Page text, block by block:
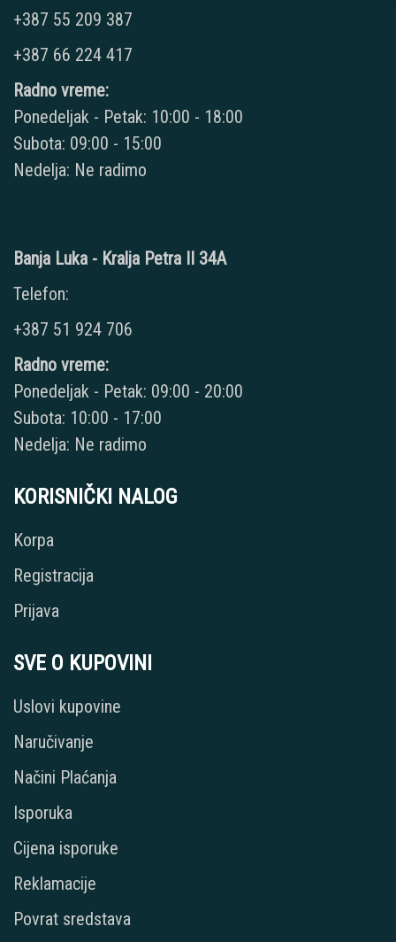
+387 55 209 387
+387 66 224 417
Radno vreme:
Ponedeljak - Petak: 10:00 - 18:00
Subota: 09:00 - 15:00
Nedelja: Ne radimo
Banja Luka - Kralja Petra II 34A
Telefon:
+387 51 924 706
Radno vreme:
Ponedeljak - Petak: 09:00 - 20:00
Subota: 10:00 - 17:00
Nedelja: Ne radimo
KORISNIČKI NALOG
Korpa
Registracija
Prijava
SVE O KUPOVINI
Uslovi kupovine
Naručivanje
Načini Plaćanja
Isporuka
Cijena isporuke
Reklamacije
Povrat sredstava